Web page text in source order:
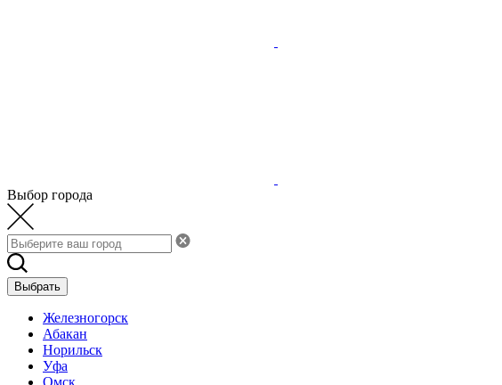
Выбор города
Выбрать
Железногорск
Абакан
Норильск
Уфа
Омск